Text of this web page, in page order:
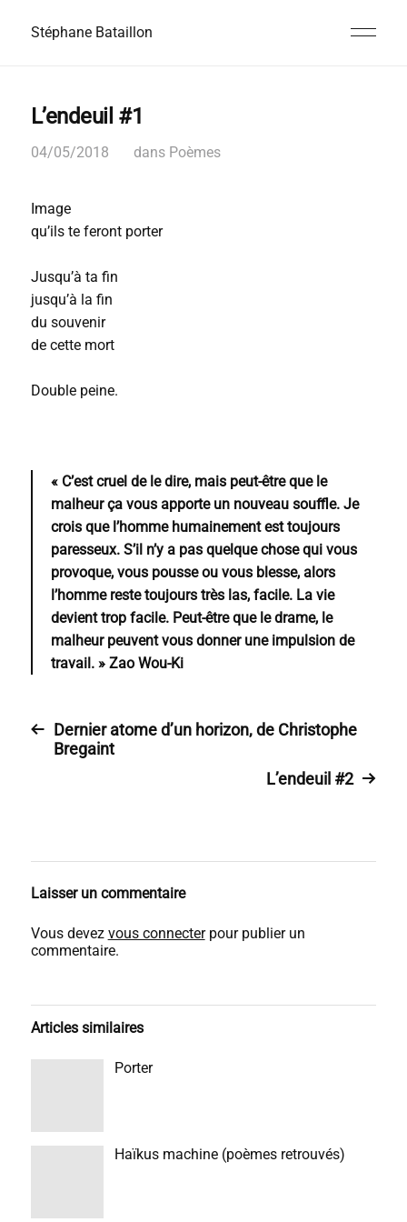
Stéphane Bataillon
L’endeuil #1
04/05/2018 dans Poèmes
Image
qu’ils te feront porter
Jusqu’à ta fin
jusqu’à la fin
du souvenir
de cette mort
Double peine.
« C’est cruel de le dire, mais peut-être que le
malheur ça vous apporte un nouveau souffle. Je
crois que l’homme humainement est toujours
paresseux. S’il n’y a pas quelque chose qui vous
provoque, vous pousse ou vous blesse, alors
l’homme reste toujours très las, facile. La vie
devient trop facile. Peut-être que le drame, le
malheur peuvent vous donner une impulsion de
travail. » Zao Wou-Ki
Dernier atome d’un horizon, de Christophe
Bregaint
L’endeuil #2
Laisser un commentaire
Vous devez vous connecterpour publier un
commentaire.
Articles similaires
Porter
Haïkus machine (poèmes retrouvés)